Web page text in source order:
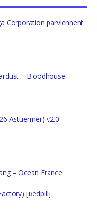
Corporation parviennent
– Bloodhouse
Astuermer) v2.0
– Ocean France
[Redpill]